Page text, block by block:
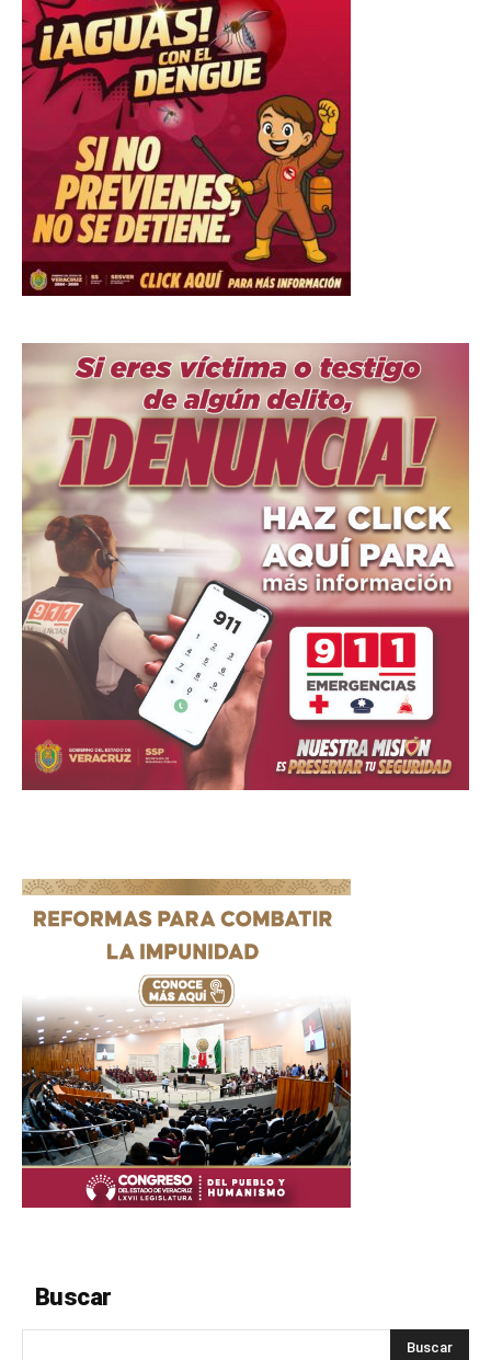
Buscar